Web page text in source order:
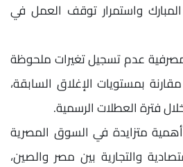
واستمرار توقف العمل في
عدم تسجيل تغيرات ملحوظة
بمستويات الإغلاق السابقة،
فترة العطلات الرسمية.
متزايدة في السوق المصرية
والتجارية بين مصر والصين،